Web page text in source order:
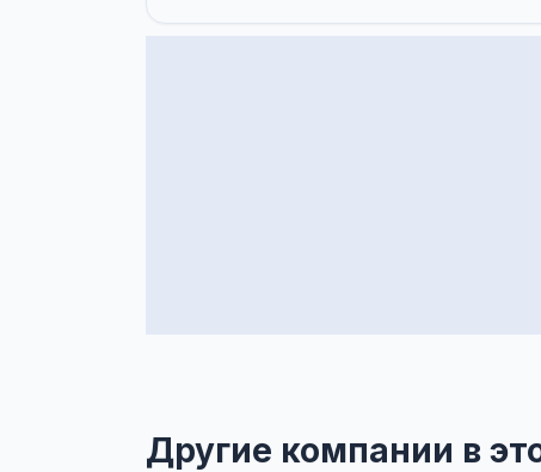
Другие компании в